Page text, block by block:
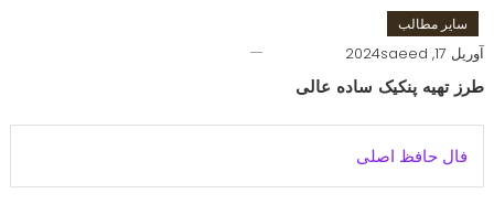
سایر مطالب
آوریل 17, 2024 saeed
طرز تهیه پنکیک ساده عالی
فال حافظ اصلی